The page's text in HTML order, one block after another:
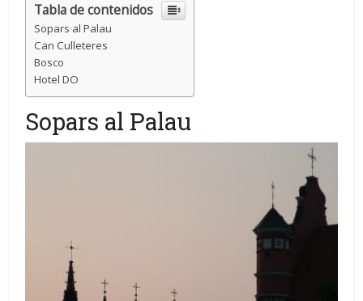
Tabla de contenidos
Sopars al Palau
Can Culleteres
Bosco
Hotel DO
Sopars al Palau